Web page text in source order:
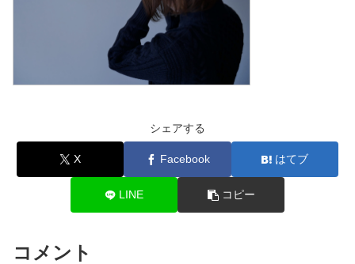
シェアする
X Facebook はてブ
LINE コピー
コメント